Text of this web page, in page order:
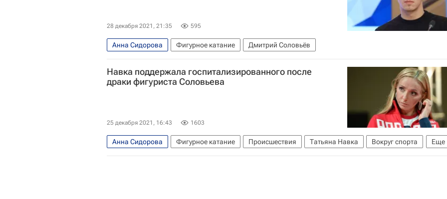
28 декабря 2021, 21:35 595
Анна Сидорова Фигурное катание Дмитрий Соловьёв
Навка поддержала госпитализированного после
драки фигуриста Соловьева
25 декабря 2021, 16:43 1603
Еще
Анна Сидорова Фигурное катание Происшествия Татьяна Навка
Вокруг спорта
Дмитрий Соловьёв